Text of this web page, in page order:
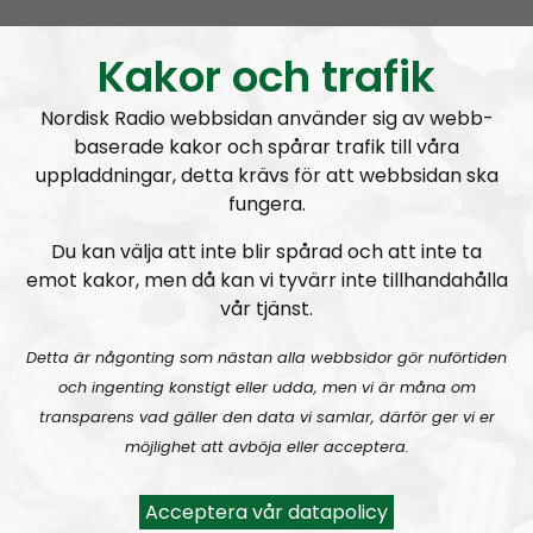
Epost:coronabunkern@nordiskradio.se
Prenumerera på Coronabunkern medRSS
https://nordiskradio.se/?format=mp3-
rss&show=coronabunkern
Coronabunkern läggs på is
Coronabunkern Artikel 2020-05-04
Covid Symptom Tracker i Sverige,
Kakor och trafik
Nordisk Radio webbsidan använder sig av webb-
baserade kakor och spårar trafik till våra
uppladdningar, detta krävs för att webbsidan ska
fungera.
Du kan välja att inte blir spårad och att inte ta
emot kakor, men då kan vi tyvärr inte tillhandahålla
vår tjänst.
Detta är någonting som nästan alla webbsidor gör nuförtiden
och ingenting konstigt eller udda, men vi är måna om
transparens vad gäller den data vi samlar, därför ger vi er
möjlighet att avböja eller acceptera.
Acceptera vår datapolicy